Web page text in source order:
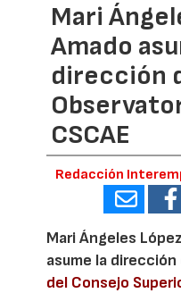
Mari
Amado
dirección
CSCAE
Redacción
Mari Ángeles
asume la dirección
del Consejo